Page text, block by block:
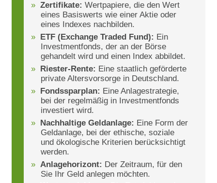
Zertifikate: Wertpapiere, die den Wert
eines Basiswerts wie einer Aktie oder
eines Indexes nachbilden.
ETF (Exchange Traded Fund): Ein
Investmentfonds, der an der Börse
gehandelt wird und einen Index abbildet.
Riester-Rente: Eine staatlich geförderte
private Altersvorsorge in Deutschland.
Fondssparplan: Eine Anlagestrategie,
bei der regelmäßig in Investmentfonds
investiert wird.
Nachhaltige Geldanlage: Eine Form der
Geldanlage, bei der ethische, soziale
und ökologische Kriterien berücksichtigt
werden.
Anlagehorizont: Der Zeitraum, für den
Sie Ihr Geld anlegen möchten.